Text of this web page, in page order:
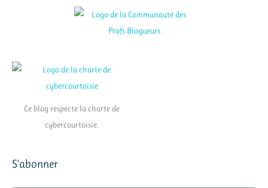
Ce blog respecte la charte de
cybercourtoisie.
S’abonner